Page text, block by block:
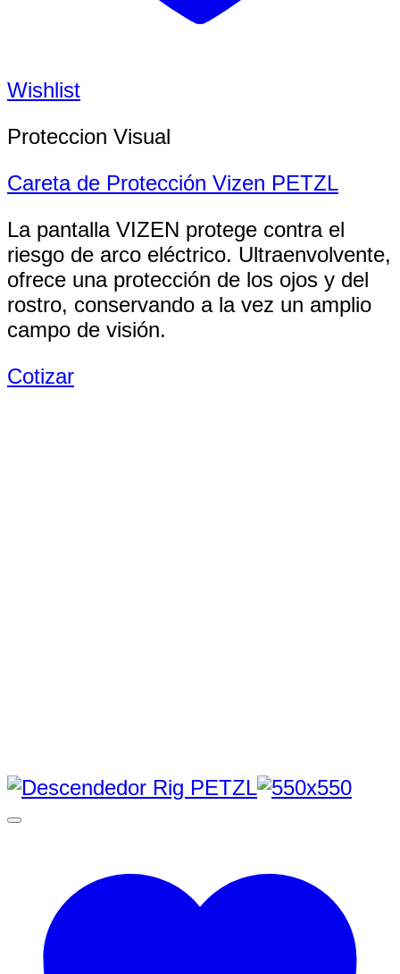
Wishlist
Proteccion Visual
Careta de Protección Vizen PETZL
La pantalla VIZEN protege contra el
riesgo de arco eléctrico. Ultraenvolvente,
ofrece una protección de los ojos y del
rostro, conservando a la vez un amplio
campo de visión.
Cotizar